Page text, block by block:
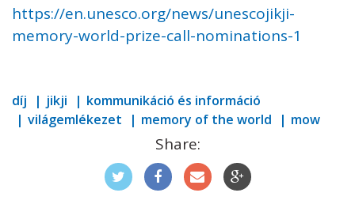
https://en.unesco.org/news/unescojikji-
memory-world-prize-call-nominations-1
díj jikji
kommunikáció és információ
világemlékezet
memory of the world mow
Share: